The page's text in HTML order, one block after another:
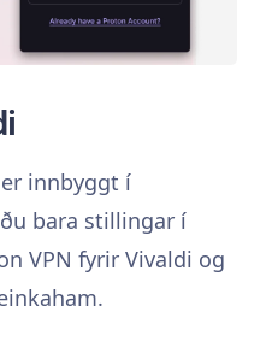
innbyggt í
bara stillingar í
VPN fyrir Vivaldi og